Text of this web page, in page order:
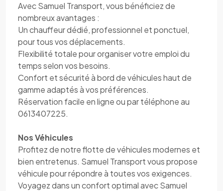
Avec Samuel Transport, vous bénéficiez de
nombreux avantages :
Un chauffeur dédié, professionnel et ponctuel,
pour tous vos déplacements.
Flexibilité totale pour organiser votre emploi du
temps selon vos besoins.
Confort et sécurité à bord de véhicules haut de
gamme adaptés à vos préférences.
Réservation facile en ligne ou par téléphone au
0613407225.
Nos Véhicules
Profitez de notre flotte de véhicules modernes et
bien entretenus. Samuel Transport vous propose
véhicule pour répondre à toutes vos exigences.
Voyagez dans un confort optimal avec Samuel